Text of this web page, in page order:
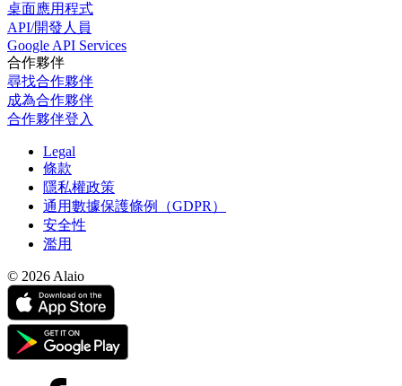
桌面應用程式
API/開發人員
Google API Services
合作夥伴
尋找合作夥伴
成為合作夥伴
合作夥伴登入
Legal
條款
隱私權政策
通用數據保護條例（GDPR）
安全性
濫用
© 2026 Alaio